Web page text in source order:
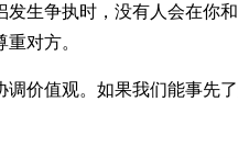
生争执时，没有人会在你
对方。
价值观。如果我们能事先